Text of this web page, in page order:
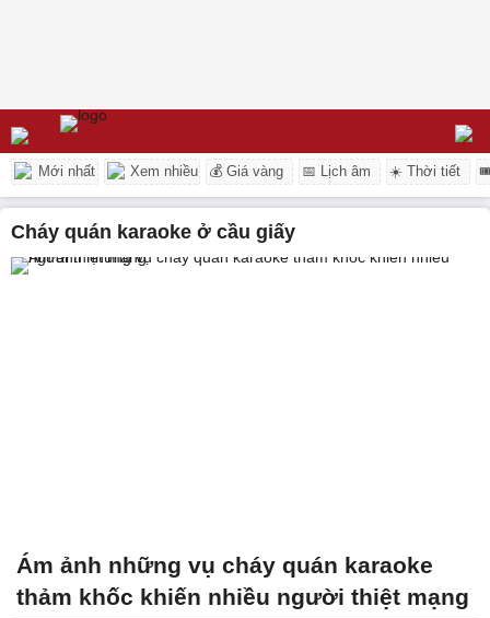
Mới nhất Xem nhiều 💰 Giá vàng 📅 Lịch âm ☀️ Thời tiết
cháy quán karaoke ở cầu giấy
Ám ảnh những vụ cháy quán karaoke
thảm khốc khiến nhiều người thiệt mạng